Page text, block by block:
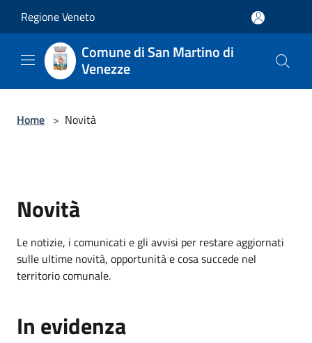
Regione Veneto
Comune di San Martino di
Venezze
Home > Novità
Novità
Le notizie, i comunicati e gli avvisi per restare aggiornati
sulle ultime novità, opportunità e cosa succede nel
territorio comunale.
In evidenza